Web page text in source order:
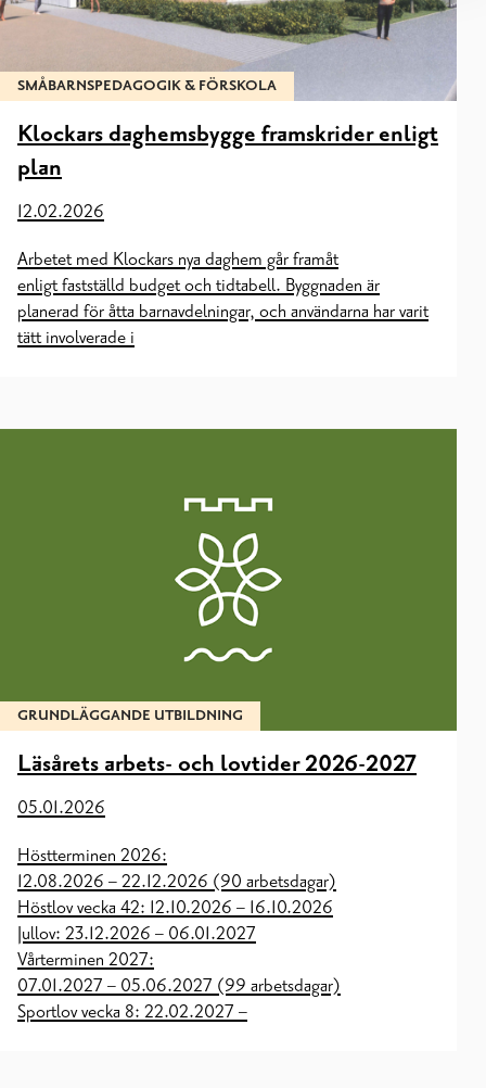
SMÅBARNSPEDAGOGIK & FÖRSKOLA
Klockars daghemsbygge framskrider enligt
plan
12.02.2026
Arbetet med Klockars nya daghem går framåt
enligt fastställd budget och tidtabell. Byggnaden är
planerad för åtta barnavdelningar, och användarna har varit
tätt involverade i
GRUNDLÄGGANDE UTBILDNING
Läsårets arbets- och lovtider 2026-2027
05.01.2026
Höstterminen 2026:
12.08.2026 – 22.12.2026 (90 arbetsdagar)
Höstlov vecka 42: 12.10.2026 – 16.10.2026
Jullov: 23.12.2026 – 06.01.2027
Vårterminen 2027:
07.01.2027 – 05.06.2027 (99 arbetsdagar)
Sportlov vecka 8: 22.02.2027 –